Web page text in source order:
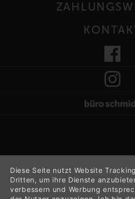
Diese Seite nutzt Website
Dritten, um ihre Dienste
verbessern und Werbung